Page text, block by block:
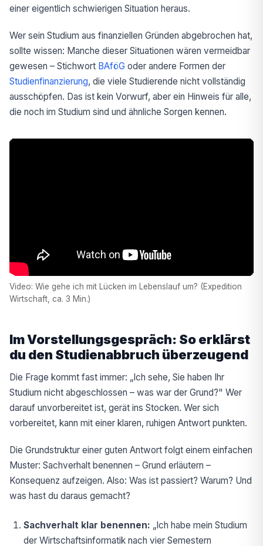
einer eigentlich schwierigen Situation heraus.
Wer sein Studium aus finanziellen Gründen abgebrochen hat,
sollte wissen: Manche dieser Situationen wären vermeidbar
gewesen – Stichwort BAföG oder andere Formen der
Studienfinanzierung, die viele Studierende nicht vollständig
ausschöpfen. Das ist kein Vorwurf, aber ein Hinweis für alle,
die noch im Studium sind und ähnliche Sorgen kennen.
Video: Wie gehe ich mit Lücken im Lebenslauf um? (Expedition
Wirtschaft, ca. 3 Min.)
Im Vorstellungsgespräch: So erklärst
du den Studienabbruch überzeugend
Die Frage kommt fast immer: „Ich sehe, Sie haben Ihr
Studium nicht abgeschlossen – was war der Grund?" Wer
darauf unvorbereitet ist, gerät ins Stocken. Wer sich
vorbereitet, kann mit einer klaren, ruhigen Antwort punkten.
Die Grundstruktur einer guten Antwort folgt einem einfachen
Muster: Sachverhalt benennen – Grund erläutern –
Konsequenz aufzeigen. Also: Was ist passiert? Warum? Und
was hast du daraus gemacht?
Sachverhalt klar benennen: „Ich habe mein Studium
der Wirtschaftsinformatik nach vier Semestern